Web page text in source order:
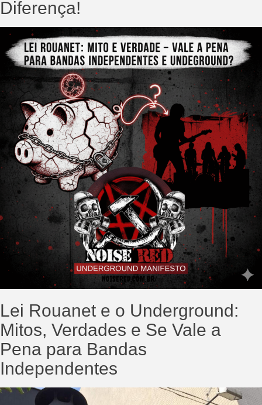
Diferença!
Lei Rouanet e o Underground:
Mitos, Verdades e Se Vale a
Pena para Bandas
Independentes